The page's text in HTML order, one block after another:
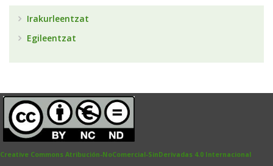
Irakurleentzat
Egileentzat
Creative Commons Atribución-NoComercial-SinDerivadas 4.0 Internacional